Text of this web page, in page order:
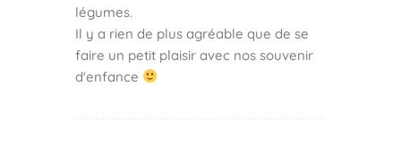
légumes.
Il y a rien de plus agréable que de se
faire un petit plaisir avec nos souvenir
d'enfance